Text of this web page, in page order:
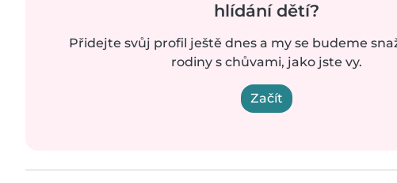
hlídání dětí?
Přidejte svůj profil ještě dnes a my se budeme
rodiny s chůvami, jako jste vy.
Začít